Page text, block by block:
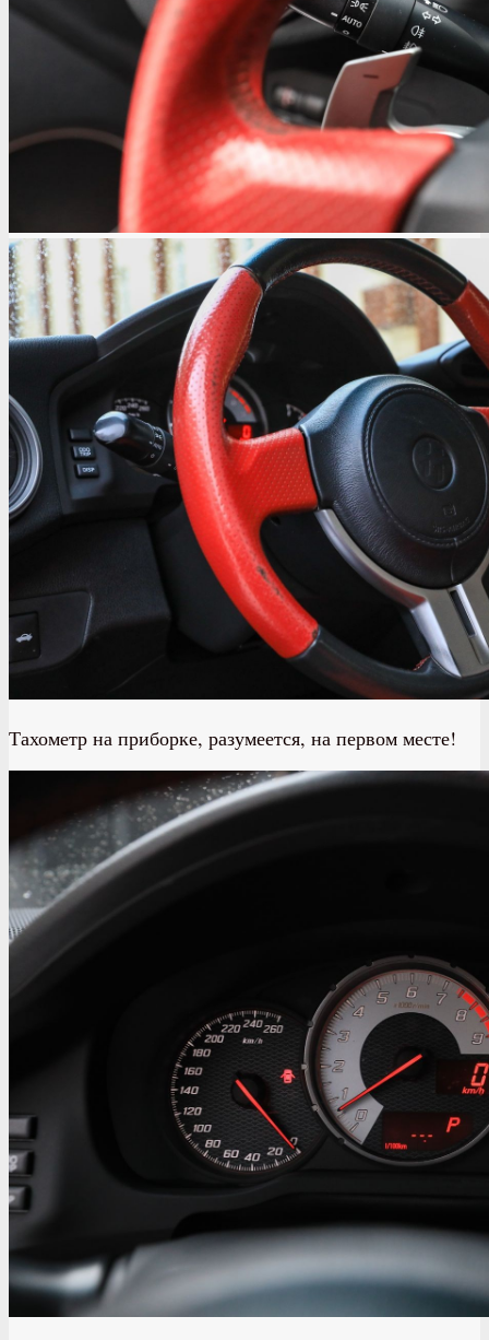
Тахометр на приборке, разумеется, на первом месте!